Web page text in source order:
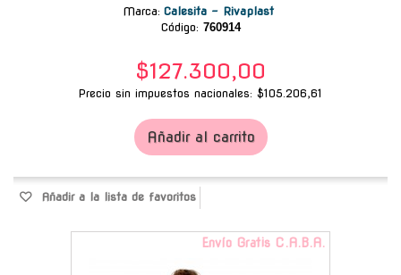
Marca: Calesita - Rivaplast
Código: 760914
$127.300,00
Precio sin impuestos nacionales: $105.206,61
Añadir al carrito
Añadir a la lista de favoritos
Envío Gratis C.A.B.A.